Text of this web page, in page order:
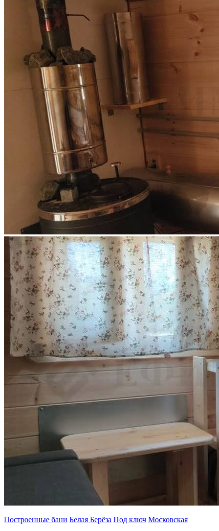
Построенные бани Белая Берёза Под ключ Московская